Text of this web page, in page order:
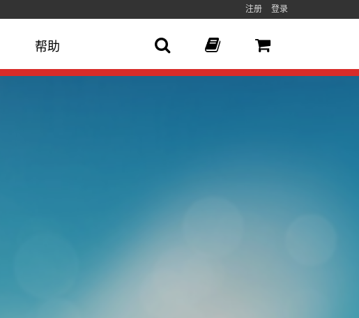
注册 登录
帮助